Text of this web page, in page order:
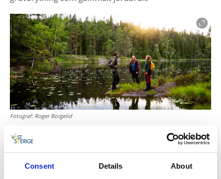
Consent Details About
Fotograf: Roger Borgelid
Karta över Tresticklan